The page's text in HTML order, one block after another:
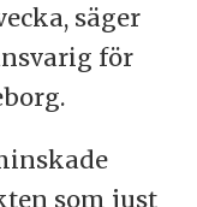
säger
för
som just